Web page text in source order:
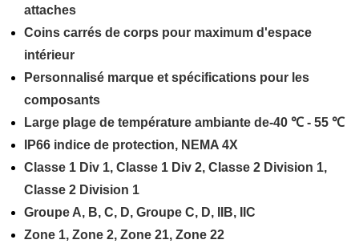
attaches
Coins carrés de corps pour maximum d'espace
intérieur
Personnalisé marque et spécifications pour les
composants
Large plage de température ambiante de-40 ℃ - 55 ℃
IP66 indice de protection, NEMA 4X
Classe 1 Div 1, Classe 1 Div 2, Classe 2 Division 1,
Classe 2 Division 1
Groupe A, B, C, D, Groupe C, D, IIB, IIC
Zone 1, Zone 2, Zone 21, Zone 22